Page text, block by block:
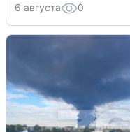
6 августа 0